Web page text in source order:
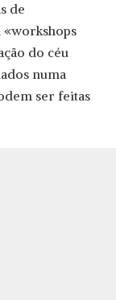
de
do céu
numa
ser feitas